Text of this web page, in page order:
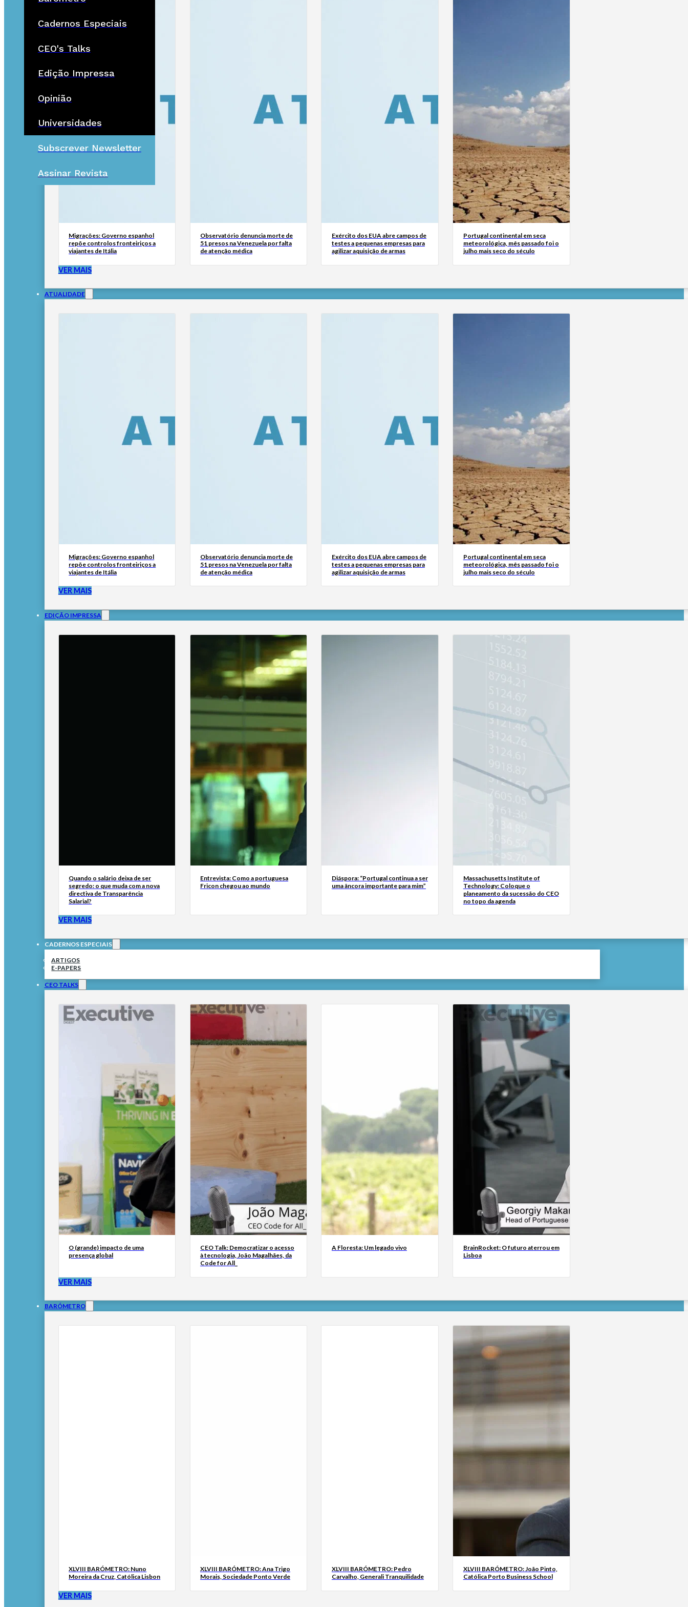
Cadernos Especiais
CEO's Talks
Edição Impressa
Opinião
Universidades
Subscrever Newsletter
Assinar Revista
Migrações: Governo espanhol
repõe controlos fronteiriços a
viajantes de Itália
Observatório denuncia morte de
51 presos na Venezuela por falta
de atenção médica
Exército dos EUA abre campos de
testes a pequenas empresas para
agilizar aquisição de armas
Portugal continental em seca
meteorológica, mês passado foi o
julho mais seco do século
VER MAIS
ATUALIDADE
Migrações: Governo espanhol
repõe controlos fronteiriços a
viajantes de Itália
Observatório denuncia morte de
51 presos na Venezuela por falta
de atenção médica
Exército dos EUA abre campos de
testes a pequenas empresas para
agilizar aquisição de armas
Portugal continental em seca
meteorológica, mês passado foi o
julho mais seco do século
VER MAIS
EDIÇÃO IMPRESSA
Quando o salário deixa de ser
segredo: o que muda com a nova
directiva de Transparência
Salarial?
Entrevista: Como a portuguesa
Fricon chegou ao mundo
Diáspora: “Portugal continua a ser
uma âncora importante para mim”
Massachusetts Institute of
Technology: Coloque o
planeamento da sucessão do CEO
no topo da agenda
VER MAIS
CADERNOS ESPECIAIS
ARTIGOS
E-PAPERS
CEO TALKS
O (grande) impacto de uma
presença global
CEO Talk: Democratizar o acesso
à tecnologia, João Magalhães, da
Code for All_
A Floresta: Um legado vivo
BrainRocket: O futuro aterrou em
Lisboa
VER MAIS
BARÓMETRO
XLVIII BARÓMETRO: Nuno
Moreira da Cruz, Católica Lisbon
XLVIII BARÓMETRO: Ana Trigo
Morais, Sociedade Ponto Verde
XLVIII BARÓMETRO: Pedro
Carvalho, Generali Tranquilidade
XLVIII BARÓMETRO: João Pinto,
Católica Porto Business School
VER MAIS